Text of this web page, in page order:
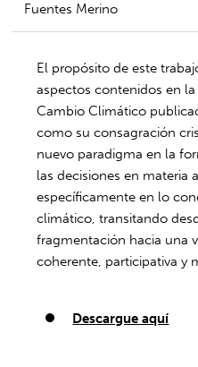
Fuentes Merino
El propósito de este
aspectos contenidos en la
Cambio Climático
como su consagración
nuevo paradigma en la
las decisiones en materia
específicamente en lo
climático, transitando
fragmentación hacia una
coherente, participativa y
Descargue aquí